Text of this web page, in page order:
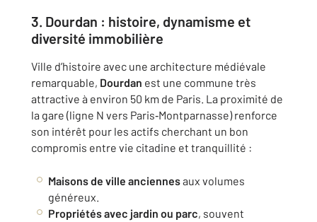
3. Dourdan : histoire, dynamisme et
diversité immobilière
Ville d’histoire avec une architecture médiévale
remarquable, Dourdan est une commune très
attractive à environ 50 km de Paris. La proximité de
la gare (ligne N vers Paris‑Montparnasse) renforce
son intérêt pour les actifs cherchant un bon
compromis entre vie citadine et tranquillité :
Maisons de ville anciennesaux volumes
généreux.
Propriétés avec jardin ou parc, souvent